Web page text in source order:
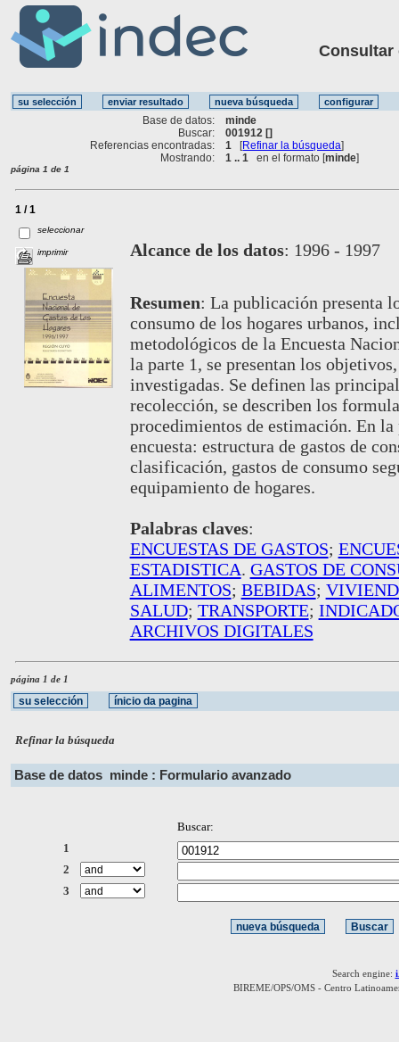
Consultar
Base de datos:
minde
Buscar:
001912 []
Referencias encontradas:
1 [Refinar la búsqueda]
Mostrando:
1 .. 1 en el formato [minde]
página 1 de 1
1 / 1
seleccionar
imprimir Alcance de los datos: 1996 - 1997
Resumen: La publicación presenta
consumo de los hogares urbanos,
metodológicos de la Encuesta
la parte 1, se presentan los
investigadas. Se definen las
recolección, se describen los
procedimientos de estimación. En
encuesta: estructura de gastos de
clasificación, gastos de consumo
equipamiento de hogares.
Palabras claves:
ENCUESTAS DE GASTOS;
ESTADISTICA. GASTOS DE
ALIMENTOS; BEBIDAS;
SALUD; TRANSPORTE;
ARCHIVOS DIGITALES
página 1 de 1
Refinar la búsqueda
Base de datos minde : Formulario avanzado
Buscar:
1
2
3
Search engine:
BIREME/OPS/OMS - Centro